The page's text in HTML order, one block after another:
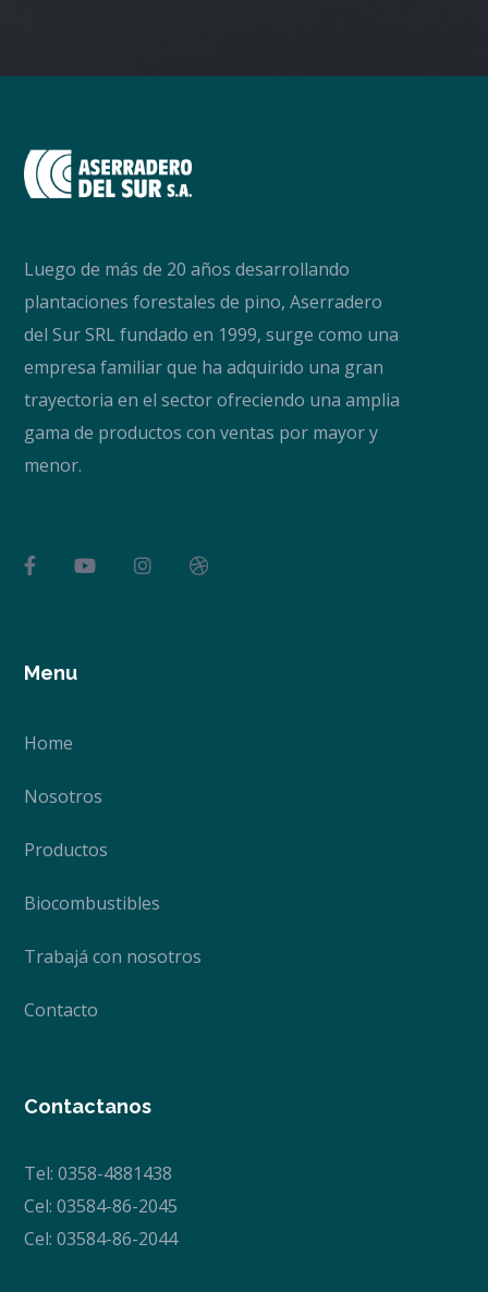
Luego de más de 20 años desarrollando
plantaciones forestales de pino, Aserradero
del Sur SRL fundado en 1999, surge como una
empresa familiar que ha adquirido una gran
trayectoria en el sector ofreciendo una amplia
gama de productos con ventas por mayor y
menor.
Menu
Home
Nosotros
Productos
Biocombustibles
Trabajá con nosotros
Contacto
Contactanos
Tel: 0358-4881438
Cel: 03584-86-2045
Cel: 03584-86-2044